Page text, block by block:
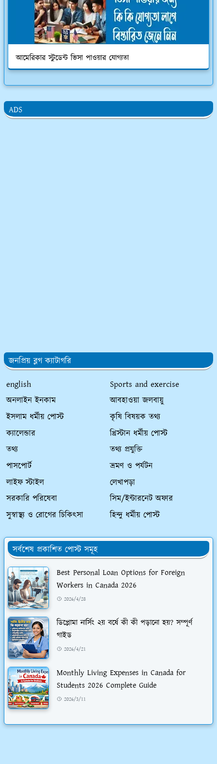
আমেরিকার স্টুডেন্ট ভিসা পাওয়ার যোগ্যতা
ADS
জনপ্রিয় ব্লগ ক্যাটাগরি
english
Sports and exercise
অনলাইন ইনকাম
আবহাওয়া জলবায়ু
ইসলাম ধর্মীয় পোস্ট
কৃষি বিষয়ক তথ্য
ক্যালেন্ডার
খ্রিস্টান ধর্মীয় পোস্ট
তথ্য
তথ্য প্রযুক্তি
পাসপোর্ট
ভ্রমণ ও পর্যটন
লাইফ স্টাইল
লেখাপড়া
সরকারি পরিষেবা
সিম/ইন্টারনেট অফার
সুস্বাস্থ্য ও রোগের চিকিৎসা
হিন্দু ধর্মীয় পোস্ট
সর্বশেষ প্রকাশিত পোস্ট সমূহ
Best Personal Loan Options for Foreign
Workers in Canada 2026
2026/4/28
ডিপ্লোমা নার্সিং ২য় বর্ষে কী কী পড়ানো হয়? সম্পূর্ণ
গাইড
2026/4/21
Monthly Living Expenses in Canada for
Students 2026 Complete Guide
2026/3/11